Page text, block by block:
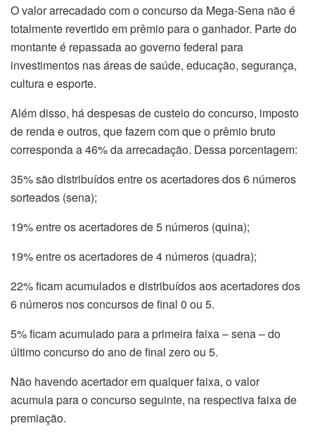
O valor arrecadado com o concurso da Mega-Sena não é
totalmente revertido em prêmio para o ganhador. Parte do
montante é repassada ao governo federal para
investimentos nas áreas de saúde, educação, segurança,
cultura e esporte.
Além disso, há despesas de custeio do concurso, imposto
de renda e outros, que fazem com que o prêmio bruto
corresponda a 46% da arrecadação. Dessa porcentagem:
35% são distribuídos entre os acertadores dos 6 números
sorteados (sena);
19% entre os acertadores de 5 números (quina);
19% entre os acertadores de 4 números (quadra);
22% ficam acumulados e distribuídos aos acertadores dos
6 números nos concursos de final 0 ou 5.
5% ficam acumulado para a primeira faixa – sena – do
último concurso do ano de final zero ou 5.
Não havendo acertador em qualquer faixa, o valor
acumula para o concurso seguinte, na respectiva faixa de
premiação.